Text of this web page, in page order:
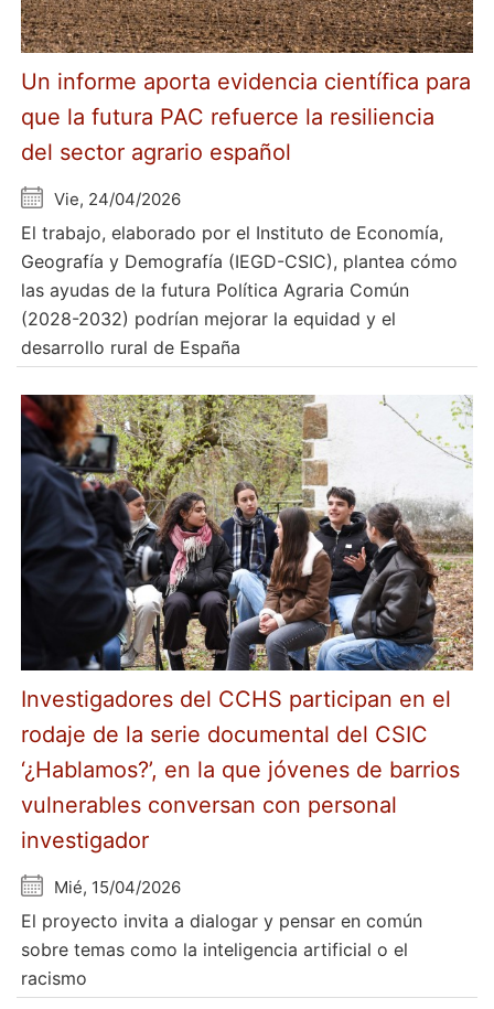
Un informe aporta evidencia científica para
que la futura PAC refuerce la resiliencia
del sector agrario español
Vie, 24/04/2026
El trabajo, elaborado por el Instituto de Economía,
Geografía y Demografía (IEGD-CSIC), plantea cómo
las ayudas de la futura Política Agraria Común
(2028-2032) podrían mejorar la equidad y el
desarrollo rural de España
Investigadores del CCHS participan en el
rodaje de la serie documental del CSIC
‘¿Hablamos?’, en la que jóvenes de barrios
vulnerables conversan con personal
investigador
Mié, 15/04/2026
El proyecto invita a dialogar y pensar en común
sobre temas como la inteligencia artificial o el
racismo